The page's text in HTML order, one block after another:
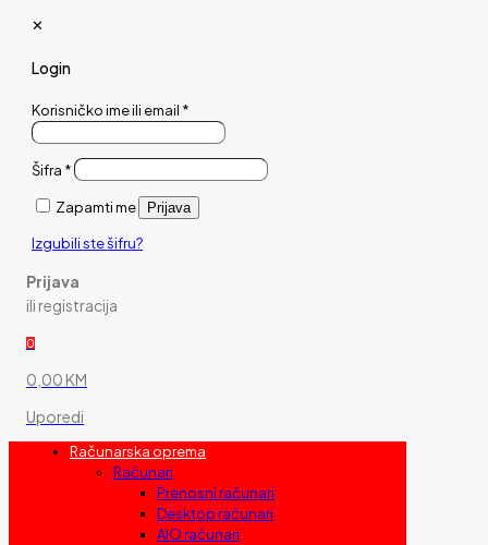
✕
Login
Korisničko ime ili email *
Šifra *
Zapamti me Prijava
Izgubili ste šifru?
Prijava
ili registracija
0
0,00 KM
Uporedi
Računarska oprema
Računari
Prenosni računari
Desktop računari
AIO računari